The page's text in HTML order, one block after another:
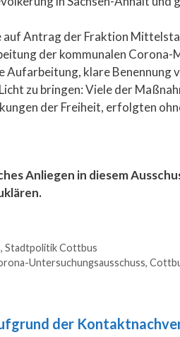
auf Antrag der Fraktion
der kommunalen Corona-
Aufarbeitung, klare Benennung
zu bringen: Viele der
der Freiheit, erfolgten
Anliegen in diesem
, Stadtpolitik Cottbus
Untersuchungsausschuss,
der